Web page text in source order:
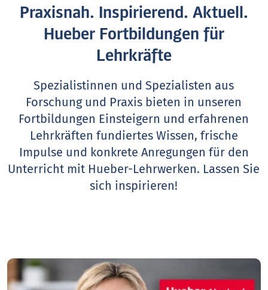
Praxisnah. Inspirierend. Aktuell.
Hueber Fortbildungen für
Lehrkräfte
Spezialistinnen und Spezialisten aus
Forschung und Praxis bieten in unseren
Fortbildungen Einsteigern und erfahrenen
Lehrkräften fundiertes Wissen, frische
Impulse und konkrete Anregungen für den
Unterricht mit Hueber-Lehrwerken. Lassen Sie
sich inspirieren!